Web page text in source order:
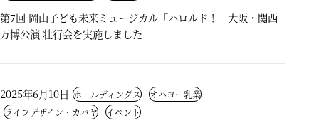
第7回 岡山子ども未来ミュージカル「ハロルド！」大阪・関西
万博公演 壮行会を実施しました
2025年6月10日 ホールディングス
オハヨー乳業
ライフデザイン・カバヤ
イベント